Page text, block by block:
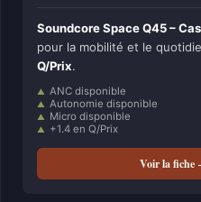
Soundcore Space Q45 –
pour la mobilité et le
Q/Prix.
ANC disponible
Autonomie disponible
Micro disponible
+1.4 en Q/Prix
Voir la fiche